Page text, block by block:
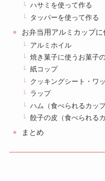
ハサミを使って作る
タッパーを使って作る
お弁当用アルミカップ
アルミホイル
焼き菓子に使うお菓子
紙コップ
クッキングシート・ワ
ラップ
ハム（食べられるカップ
餃子の皮（食べられるカ
まとめ